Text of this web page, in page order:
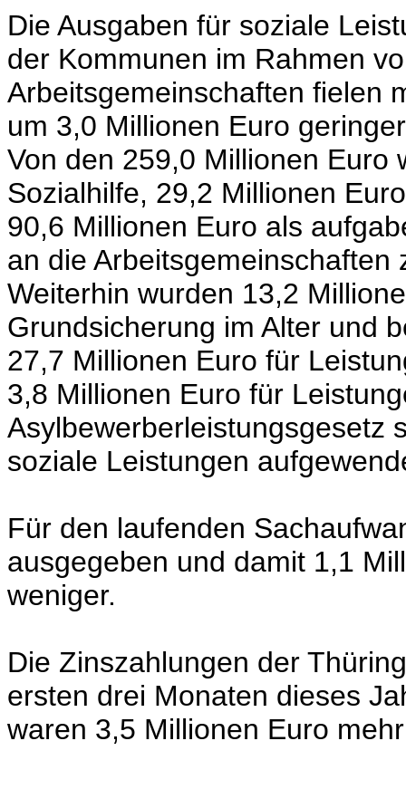
Die Ausgaben für soziale
der Kommunen im Rahmen
Arbeitsgemeinschaften fielen
um 3,0 Millionen Euro
Von den 259,0 Millionen Euro
Sozialhilfe, 29,2 Millionen
90,6 Millionen Euro als
an die Arbeitsgemeinschaften
Weiterhin wurden 13,2
Grundsicherung im Alter und
27,7 Millionen Euro für
3,8 Millionen Euro für
Asylbewerberleistungsgesetz
soziale Leistungen
Für den laufenden
ausgegeben und damit 1,1
weniger.
Die Zinszahlungen der
ersten drei Monaten dieses
waren 3,5 Millionen Euro